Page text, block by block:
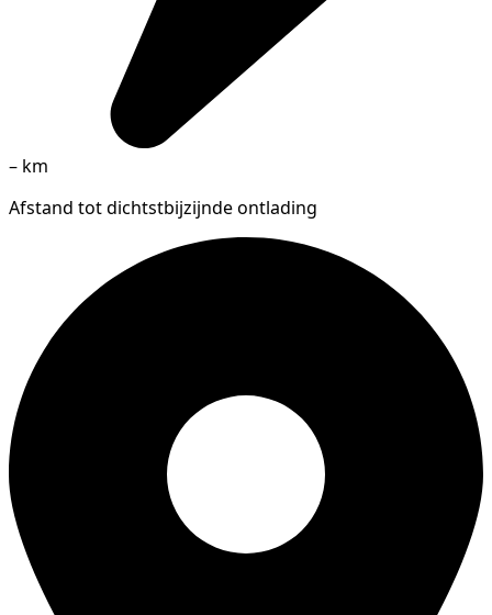
– km
Afstand tot dichtstbijzijnde ontlading